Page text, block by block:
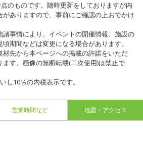
のものです。随時更新をしておりますが内
ありますので、事前にご確認の上おでかけ
事情により、イベントの開催情報、施設の
期間などは変更になる場合があります。
先から本ページへの掲載の許諾をいただ
ます。画像の無断転載(二次使用)は禁止で
し10％の内税表示です。
営業時間など 地図・アクセス